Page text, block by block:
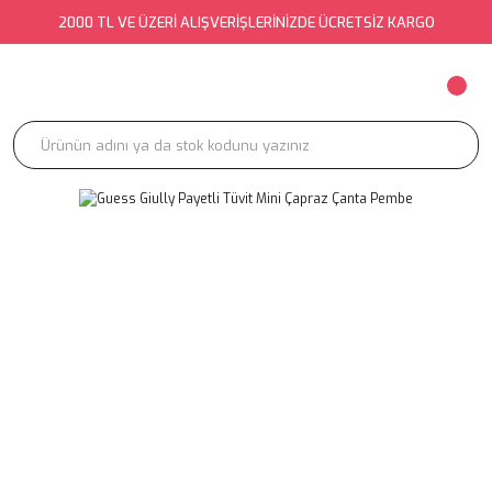
2000 TL VE ÜZERİ ALIŞVERİŞLERİNİZDE ÜCRETSİZ KARGO